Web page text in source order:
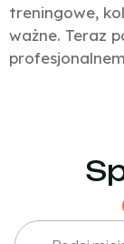
treningowe,
ważne. Teraz